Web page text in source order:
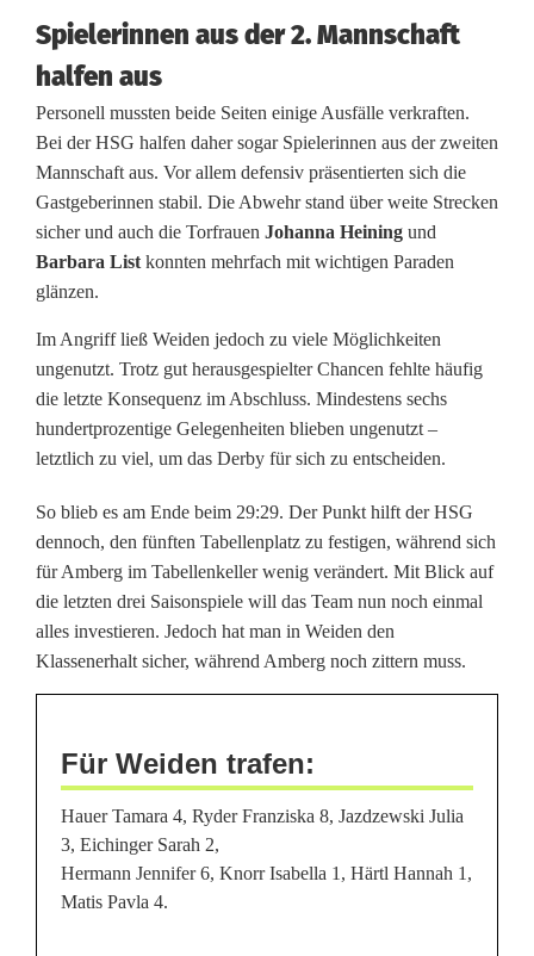
b
y
i
n
A
m
b
e
r
g
n
d
e
t
W
Spielerinnen aus der 2. Mannschaft
halfen aus
Personell mussten beide Seiten einige Ausfälle verkraften.
Bei der HSG halfen daher sogar Spielerinnen aus der zweiten
Mannschaft aus. Vor allem defensiv präsentierten sich die
Gastgeberinnen stabil. Die Abwehr stand über weite Strecken
sicher und auch die Torfrauen Johanna Heining und
Barbara List konnten mehrfach mit wichtigen Paraden
glänzen.
Im Angriff ließ Weiden jedoch zu viele Möglichkeiten
ungenutzt. Trotz gut herausgespielter Chancen fehlte häufig
die letzte Konsequenz im Abschluss. Mindestens sechs
hundertprozentige Gelegenheiten blieben ungenutzt –
letztlich zu viel, um das Derby für sich zu entscheiden.
So blieb es am Ende beim 29:29. Der Punkt hilft der HSG
dennoch, den fünften Tabellenplatz zu festigen, während sich
für Amberg im Tabellenkeller wenig verändert. Mit Blick auf
die letzten drei Saisonspiele will das Team nun noch einmal
alles investieren. Jedoch hat man in Weiden den
Klassenerhalt sicher, während Amberg noch zittern muss.
Für Weiden trafen:
Hauer Tamara 4, Ryder Franziska 8, Jazdzewski Julia
3, Eichinger Sarah 2,
Hermann Jennifer 6, Knorr Isabella 1, Härtl Hannah 1,
Matis Pavla 4.